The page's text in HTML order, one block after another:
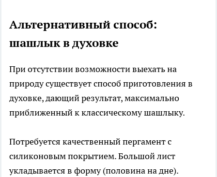
Альтернативный способ:
шашлык в духовке
При отсутствии возможности выехать на
природу существует способ приготовления в
духовке, дающий результат, максимально
приближенный к классическому шашлыку.
Потребуется качественный пергамент с
силиконовым покрытием. Большой лист
укладывается в форму (половина на дне).